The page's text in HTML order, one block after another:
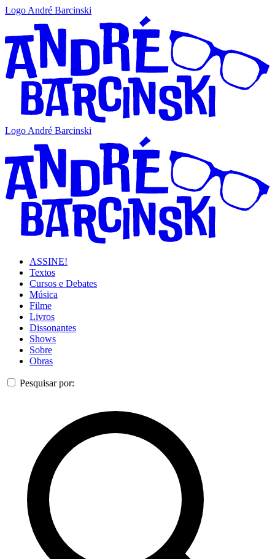
Logo André Barcinski
Logo André Barcinski
ASSINE!
Textos
Cursos e Debates
Música
Filme
Livros
Dissonantes
Shows
Sobre
Obras
Pesquisar por: